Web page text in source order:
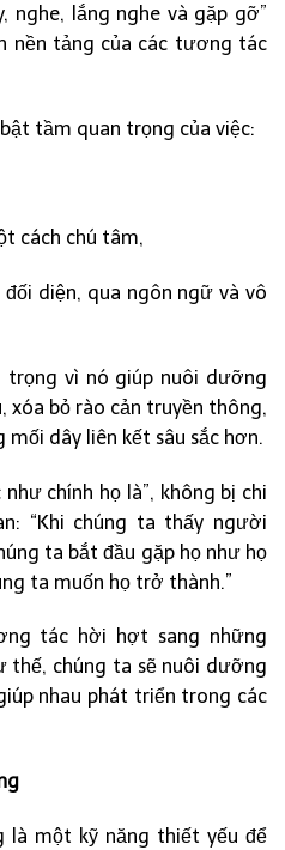
nghe, lắng nghe và gặp gỡ”
nền tảng của các tương tác
tầm quan trọng của việc:
cách chú tâm,
diện, qua ngôn ngữ và vô
trọng vì nó giúp nuôi dưỡng
xóa bỏ rào cản truyền thông,
dây liên kết sâu sắc hơn.
chính họ là”, không bị chi
“Khi chúng ta thấy người
ta bắt đầu gặp họ như họ
ta muốn họ trở thành.”
tác hời hợt sang những
thế, chúng ta sẽ nuôi dưỡng
nhau phát triển trong các
là một kỹ năng thiết yếu để